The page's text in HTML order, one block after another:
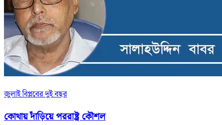
জুলাই বিপ্লবের দুই বছর
কোথায় দাঁড়িয়ে পররাষ্ট্র কৌশল